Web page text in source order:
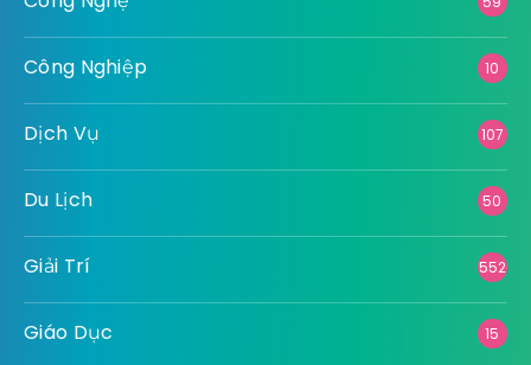
Công Nghiệp 10
Dịch Vụ 107
Du Lịch 50
Giải Trí 552
Giáo Dục 15